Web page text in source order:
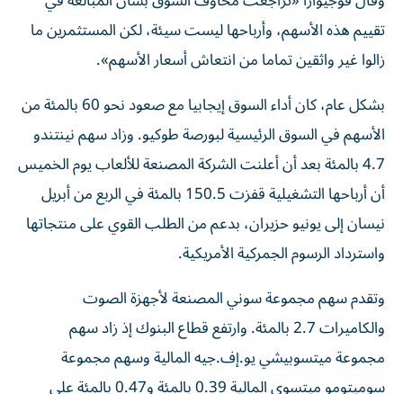
تقييم هذه الأسهم، وأرباحها ليست ​سيئة، لكن ‌المستثمرين ما
زالوا غير واثقين تماما من انتعاش أسعار ‌الأسهم».
بشكل عام، كان أداء السوق إيجابيا مع صعود نحو 60 بالمئة من
الأسهم في السوق الرئيسية لبورصة طوكيو. وزاد سهم نينتندو
‌4.7 بالمئة بعد أن ‌أعلنت الشركة المصنعة للألعاب يوم الخميس
أن أرباحها التشغيلية قفزت 150.5 بالمئة في ‌الربع من أبريل
نيسان إلى يونيو حزيران، بدعم من الطلب القوي على منتجاتها
واسترداد الرسوم الجمركية الأمريكية.
وتقدم ⁠سهم مجموعة سوني المصنعة لأجهزة الصوت ​
والكاميرات 2.7 بالمئة. وارتفع قطاع البنوك إذ زاد سهم
مجموعة ميتسوبيشي يو.إف.جيه المالية وسهم مجموعة